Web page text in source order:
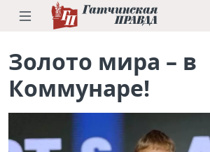
Золото мира – в
Коммунаре!